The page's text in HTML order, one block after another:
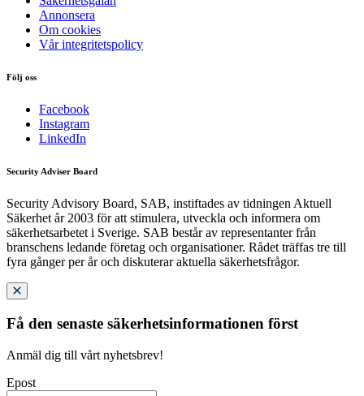
Annonsera
Om cookies
Vår integritetspolicy
Följ oss
Facebook
Instagram
LinkedIn
Security Adviser Board
Security Advisory Board, SAB, instiftades av tidningen Aktuell
Säkerhet år 2003 för att stimulera, utveckla och informera om
säkerhetsarbetet i Sverige. SAB består av representanter från
branschens ledande företag och organisationer. Rådet träffas tre till
fyra gånger per år och diskuterar aktuella säkerhetsfrågor.
Få den senaste säkerhetsinformationen först
Anmäl dig till vårt nyhetsbrev!
Epost